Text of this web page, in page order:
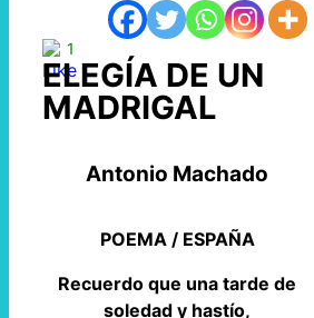
1
ELEGÍA DE UN
MADRIGAL
Antonio Machado
POEMA / ESPAÑA
Recuerdo que una tarde de
soledad y hastío,